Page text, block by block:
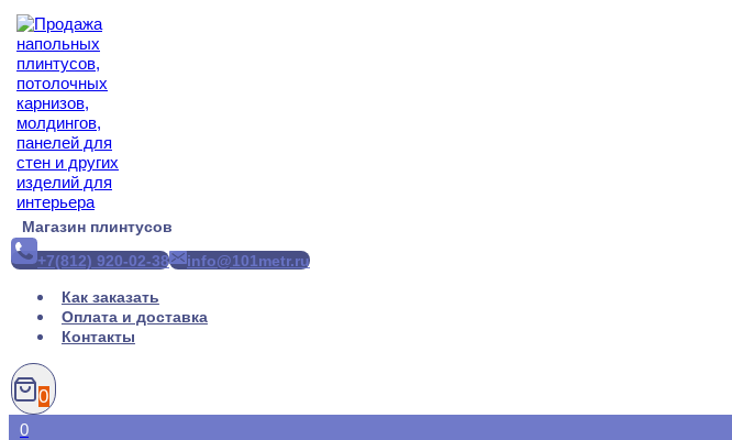
Перейти
содержимому
Магазин плинтусов
+7(812) 920-02-38
info@101metr.ru
Как заказать
Оплата и доставка
Контакты
0
0